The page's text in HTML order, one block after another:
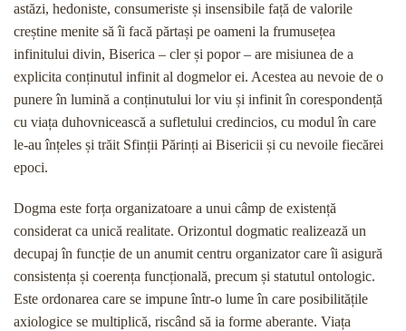
astăzi, hedoniste, consumeriste și insensibile față de valorile
creștine menite să îi facă părtași pe oameni la frumusețea
infinitului divin, Biserica – cler și popor – are misiunea de a
explicita conținutul infinit al dogmelor ei. Acestea au nevoie de o
punere în lumină a conținutului lor viu și infinit în corespondență
cu viața duhovnicească a sufletului credincios, cu modul în care
le-au înțeles și trăit Sfinții Părinți ai Bisericii și cu nevoile fiecărei
epoci.
Dogma este forța organizatoare a unui câmp de existență
considerat ca unică realitate. Orizontul dogmatic realizează un
decupaj în funcție de un anumit centru organizator care îi asigură
consistența și coerența funcțională, precum și statutul ontologic.
Este ordonarea care se impune într-o lume în care posibilitățile
axiologice se multiplică, riscând să ia forme aberante. Viața